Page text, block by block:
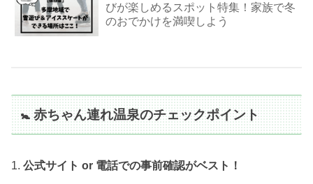
びが楽しめるスポット特集！家族で冬
のおでかけを満喫しよう
🚼 赤ちゃん連れ温泉のチェックポイント
1. 公式サイト or 電話での事前確認がベスト！